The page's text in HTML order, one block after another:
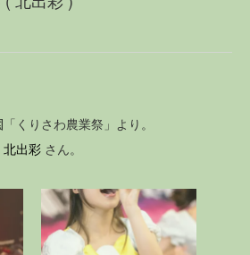
「くりさわ農業祭」より。
北出彩 さん。